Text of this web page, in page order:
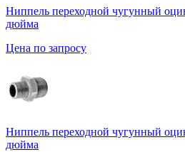
Ниппель переходной чугунный
дюйма
Цена по запросу
Ниппель переходной чугунный
дюйма